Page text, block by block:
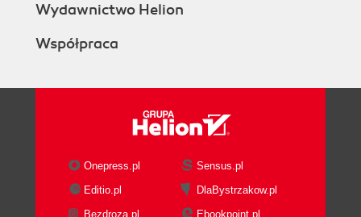
Wydawnictwo Helion
Współpraca
Onepress.pl
Sensus.pl
Editio.pl
DlaBystrzakow.pl
Bezdroza.pl
Ebookpoint.pl